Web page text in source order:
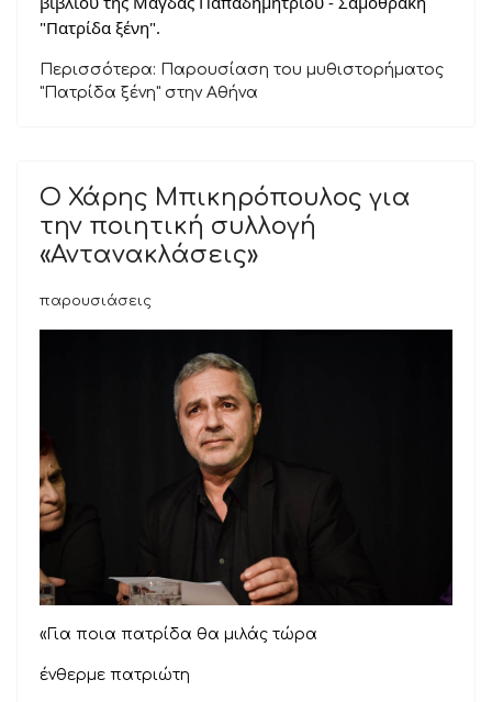
"Πατρίδα ξένη".
Περισσότερα: Παρουσίαση του μυθιστορήματος
"Πατρίδα ξένη" στην Αθήνα
Ο Χάρης Μπικηρόπουλος για
την ποιητική συλλογή
«Αντανακλάσεις»
παρουσιάσεις
«Για ποια πατρίδα θα μιλάς τώρα
ένθερμε πατριώτη